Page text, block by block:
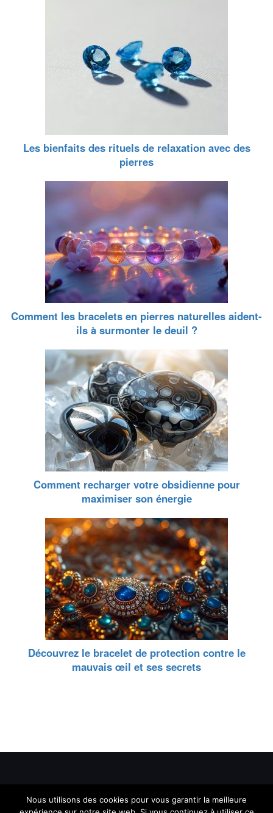
Les bienfaits des rituels de relaxation avec des
pierres
Comment les bracelets en pierres naturelles aident-
ils à surmonter le deuil ?
Comment recharger votre obsidienne pour
maximiser son énergie
Découvrez le bracelet de protection contre le
mauvais œil et ses secrets
Nous utilisons des cookies pour vous garantir la meilleure